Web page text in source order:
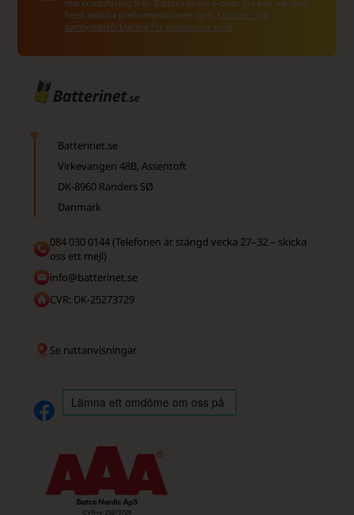
marknadsföring från Batterinet via e-post. Jag kan när som
helst avsluta prenumerationen igen. Läs mer i vår
samtyckesförklaring för elektronisk post
Batterinet.se
Virkevangen 48B, Assentoft
DK-8960 Randers SØ
Danmark
084 030 0144 (Telefonen är stängd vecka 27–32 – skicka
oss ett mejl)
info@batterinet.se
CVR: DK-25273729
Se ruttanvisningar